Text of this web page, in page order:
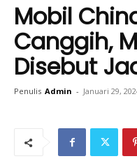
Mobil
Canggih,
Disebut
Penulis Admin - Januari 29,